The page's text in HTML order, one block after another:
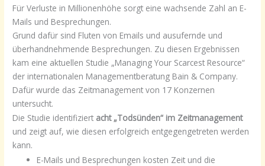
Für Verluste in Millionenhöhe sorgt eine wachsende Zahl an E-
Mails und Besprechungen.
Grund dafür sind Fluten von Emails und ausufernde und
überhandnehmende Besprechungen. Zu diesen Ergebnissen
kam eine aktuellen Studie „Managing Your Scarcest Resource“
der internationalen Managementberatung Bain & Company.
Dafür wurde das Zeitmanagement von 17 Konzernen
untersucht.
Die Studie identifiziert acht „Todsünden“ im Zeitmanagement
und zeigt auf, wie diesen erfolgreich entgegengetreten werden
kann.
E-Mails und Besprechungen kosten Zeit und die